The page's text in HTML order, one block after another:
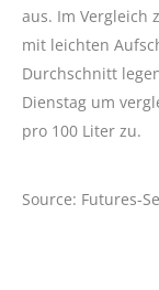
aus. Im Vergleich
mit leichten
Durchschnitt
Dienstag um
pro 100 Liter zu.
Source: Futures-